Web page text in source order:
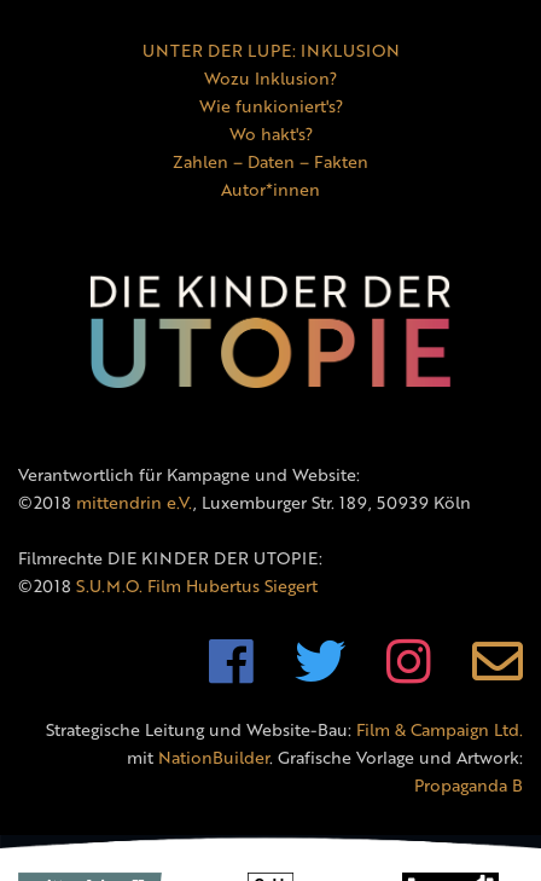
UNTER DER LUPE: INKLUSION
Wozu Inklusion?
Wie funkioniert's?
Wo hakt's?
Zahlen – Daten – Fakten
Autor*innen
Verantwortlich für Kampagne und Website:
©2018 mittendrin e.V., Luxemburger Str. 189, 50939 Köln
Filmrechte DIE KINDER DER UTOPIE:
©2018 S.U.M.O. Film Hubertus Siegert
Strategische Leitung und Website-Bau: Film & Campaign Ltd.
mit NationBuilder. Grafische Vorlage und Artwork:
Propaganda B